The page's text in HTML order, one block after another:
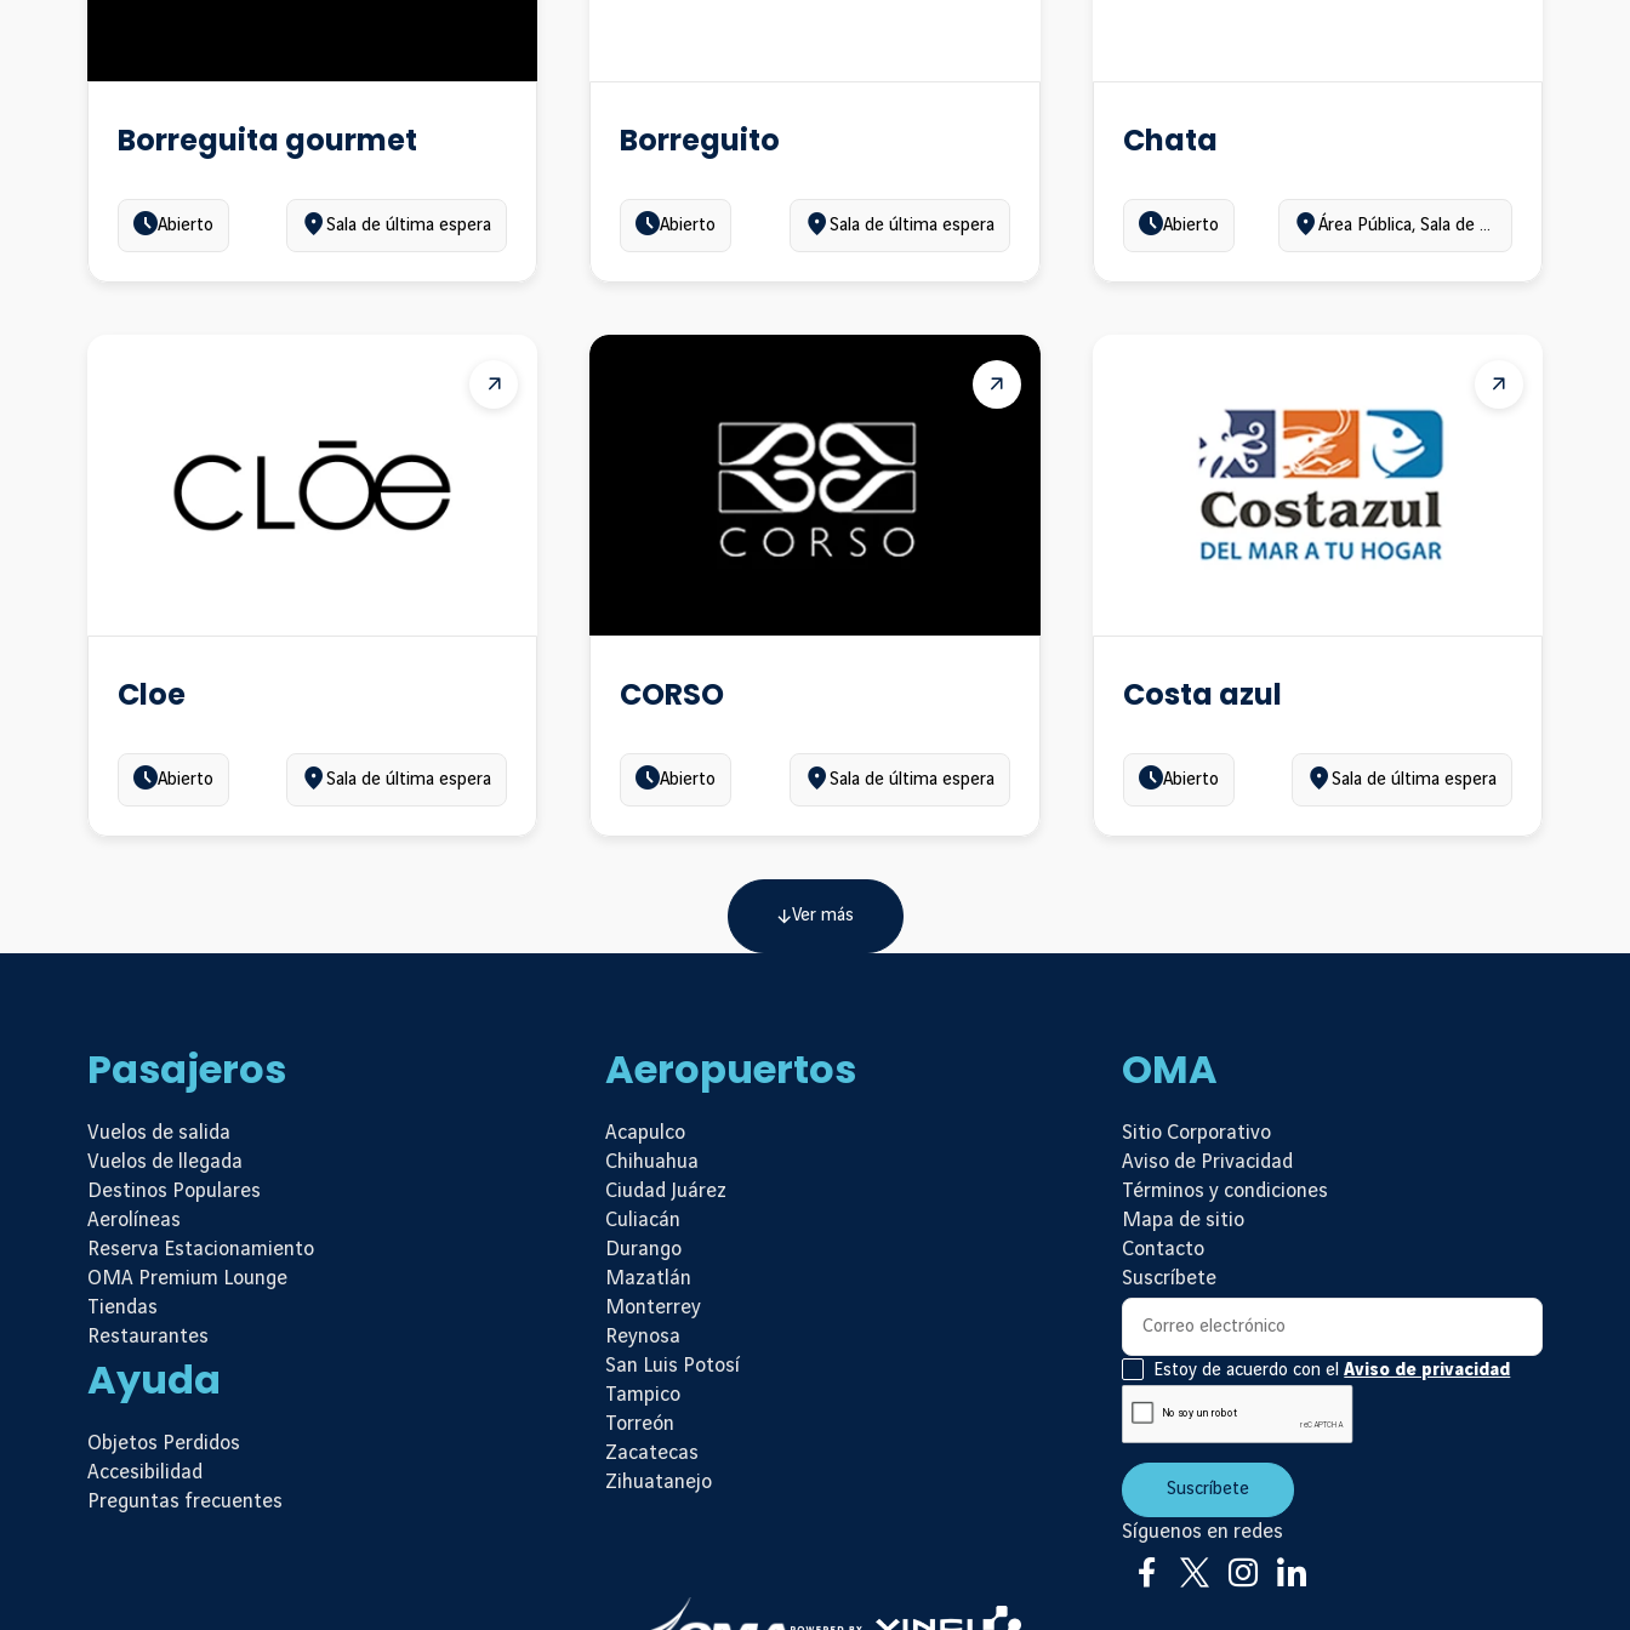
Borreguita gourmet
Estado:Abierto Ubicación:
Sala de última espera
Borreguito
Estado:Abierto Ubicación:
Sala de última espera
Chata
Estado:Abierto Ubicación: Área Pública, Sala de última espera
Cloe
Estado:Abierto Ubicación:
Sala de última espera
CORSO
Estado:Abierto Ubicación:
Sala de última espera
Costa azul
Estado:Abierto Ubicación:
Sala de última espera
Ver más
Pasajeros
Vuelos de salida
Vuelos de llegada
Destinos Populares
Aerolíneas
Reserva Estacionamiento
OMA Premium Lounge
Tiendas
Restaurantes
Ayuda
Objetos Perdidos
Accesibilidad
Preguntas frecuentes
Aeropuertos
Acapulco
Chihuahua
Ciudad Juárez
Culiacán
Durango
Mazatlán
Monterrey
Reynosa
San Luis Potosí
Tampico
Torreón
Zacatecas
Zihuatanejo
OMA
Sitio Corporativo
Aviso de Privacidad
Términos y condiciones
Mapa de sitio
Contacto
Suscríbete
Suscripción al newsletter
Correo electrónico
Estoy de acuerdo con elAviso de privacidad
Suscríbete
Síguenos en redes